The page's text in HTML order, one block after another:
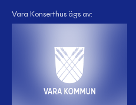
Vara Konserthus ägs av: